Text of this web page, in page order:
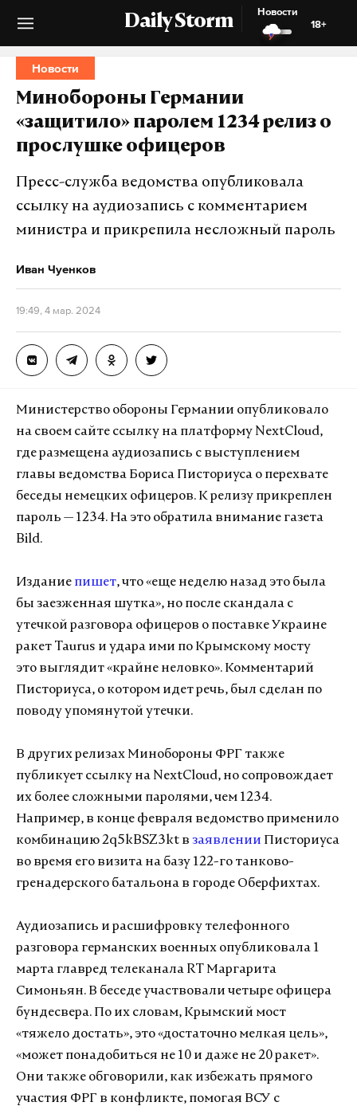
Daily Storm
Новости
18+
Новости
Минобороны Германии
«защитило» паролем 1234 релиз о
прослушке офицеров
Пресс-служба ведомства опубликовала
ссылку на аудиозапись с комментарием
министра и прикрепила несложный пароль
Иван Чуенков
19:49, 4 мар. 2024
Министерство обороны Германии опубликовало
на своем сайте ссылку на платформу NextCloud,
где размещена аудиозапись с выступлением
главы ведомства Бориса Писториуса о перехвате
беседы немецких офицеров. К релизу прикреплен
пароль — 1234. На это обратила внимание газета
Bild.
Издание пишет, что «еще неделю назад это была
бы заезженная шутка», но после скандала с
утечкой разговора офицеров о поставке Украине
ракет Taurus и удара ими по Крымскому мосту
это выглядит «крайне неловко». Комментарий
Писториуса, о котором идет речь, был сделан по
поводу упомянутой утечки.
В других релизах Минобороны ФРГ также
публикует ссылку на NextCloud, но сопровождает
их более сложными паролями, чем 1234.
Например, в конце февраля ведомство применило
комбинацию 2q5kBSZ3kt в заявлении Писториуса
во время его визита на базу 122-го танково-
гренадерского батальона в городе Оберфихтах.
Аудиозапись и расшифровку телефонного
разговора германских военных опубликовала 1
марта главред телеканала RT Маргарита
Симоньян. В беседе участвовали четыре офицера
бундесвера. По их словам, Крымский мост
«тяжело достать», это «достаточно мелкая цель»,
«может понадобиться не 10 и даже не 20 ракет».
Они также обговорили, как избежать прямого
участия ФРГ в конфликте, помогая ВСУ с